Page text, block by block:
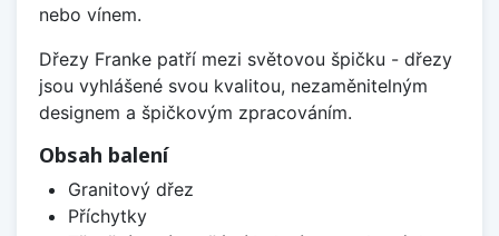
nebo vínem.
Dřezy Franke patří mezi světovou špičku - dřezy
jsou vyhlášené svou kvalitou, nezaměnitelným
designem a špičkovým zpracováním.
Obsah balení
Granitový dřez
Příchytky